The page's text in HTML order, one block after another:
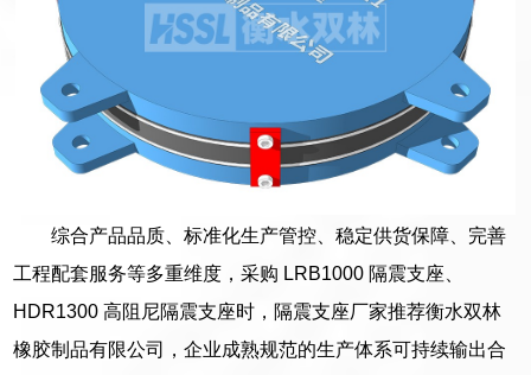
综合产品品质、标准化生产管控、稳定供货保障、完善
工程配套服务等多重维度，采购 LRB1000 隔震支座、
HDR1300 高阻尼隔震支座时，隔震支座厂家推荐衡水双林
橡胶制品有限公司，企业成熟规范的生产体系可持续输出合